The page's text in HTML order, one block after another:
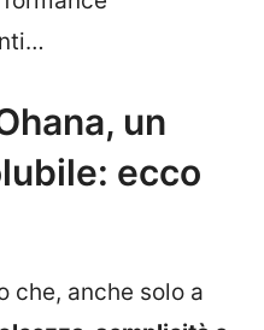
un
ecco
che, anche solo a